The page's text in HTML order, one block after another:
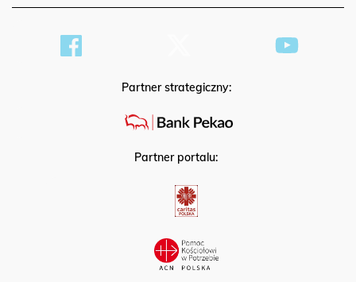
Partner strategiczny:
Partner portalu: